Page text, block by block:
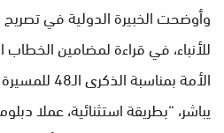
وأوضحت الخبيرة الدولية في تصريح
للأنباء، في قراءة لمضامين
الأمة بمناسبة
يباشر، “بطريقة استثنائية، عملا